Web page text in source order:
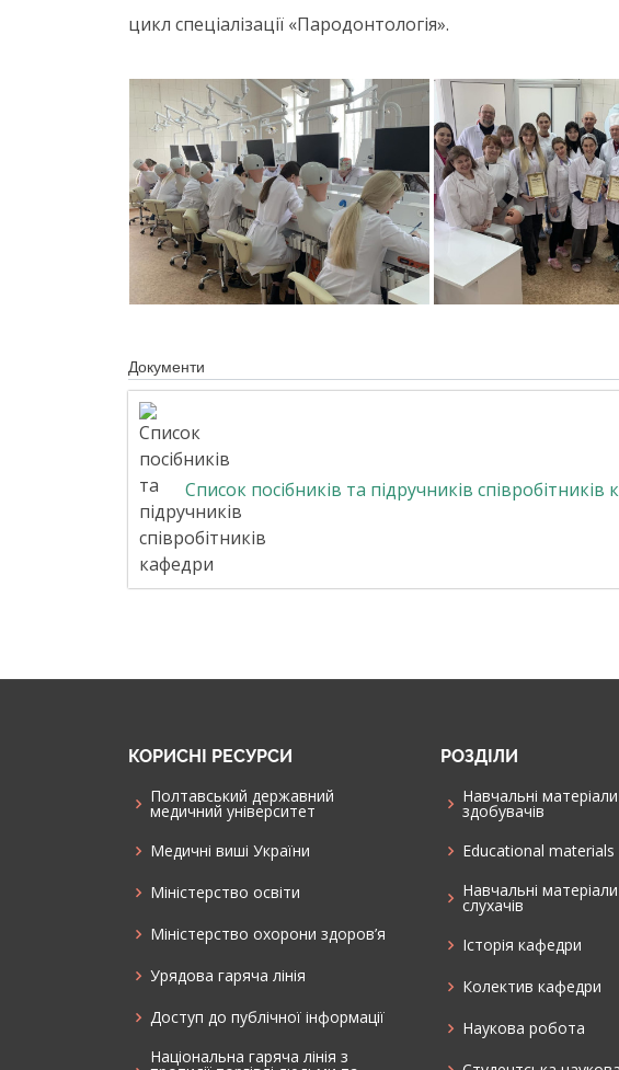
цикл спеціалізації «Пародонтологія».
Документи
Список посібників та підручників співробітників
КОРИСНІ РЕСУРСИ
Полтавський державний
медичний університет
Медичні виші України
Міністерство освіти
Міністерство охорони здоров’я
Урядова гаряча лінія
Доступ до публічної інформації
Національна гаряча лінія з
РОЗДІЛИ
Навчальні
здобувачів
Educational
Навчальні матеріали
слухачів
Історія кафедри
Колектив кафедри
Наукова робота